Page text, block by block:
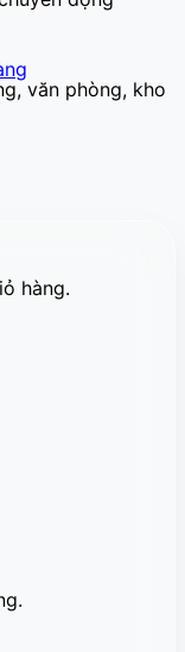
hàng.
văn phòng, kho